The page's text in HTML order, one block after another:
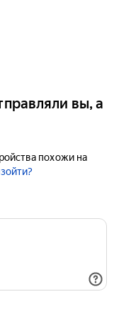
вы, а
похожи на